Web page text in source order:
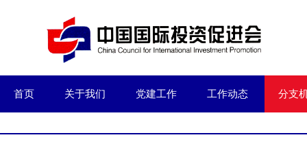
首页 关于我们 党建工作 工作动态 分支